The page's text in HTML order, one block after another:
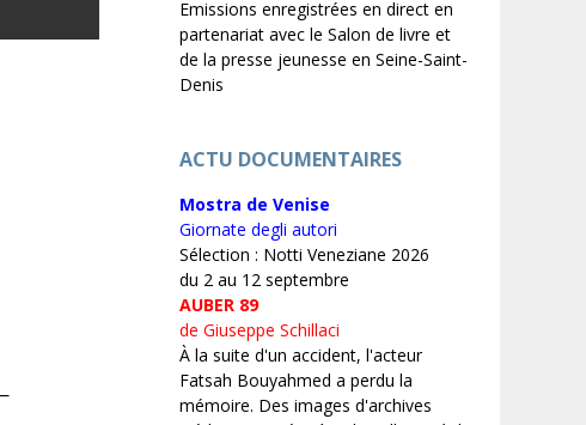
Emissions enregistrées en direct en
partenariat avec le Salon de livre et
de la presse jeunesse en Seine-Saint-
Denis
ACTU DOCUMENTAIRES
Mostra de Venise
Giornate degli autori
Sélection : Notti Veneziane 2026
du 2 au 12 septembre
AUBER 89
de Giuseppe Schillaci
À la suite d'un accident, l'acteur
Fatsah Bouyahmed a perdu la
mémoire. Des images d'archives